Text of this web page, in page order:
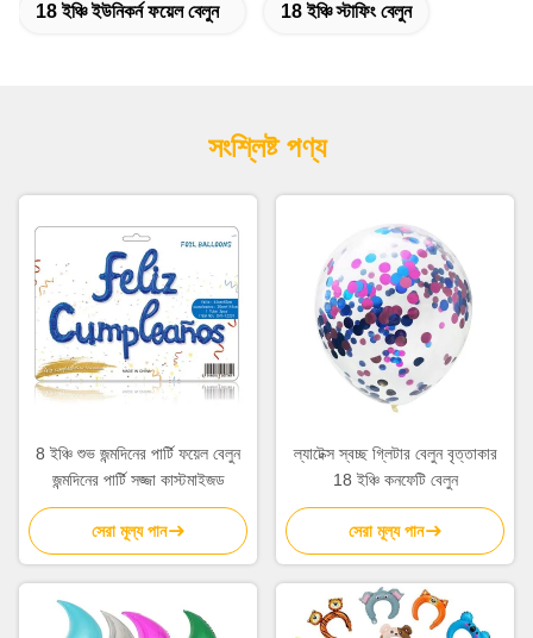
18 ইঞ্চি ইউনিকর্ন ফয়েল বেলুন 18 ইঞ্চি স্টাফিং বেলুন
সংশ্লিষ্ট পণ্য
8 ইঞ্চি শুভ জন্মদিনের পার্টি ফয়েল বেলুন
জন্মদিনের পার্টি সজ্জা কাস্টমাইজড
সেরা মূল্য পান
ল্যাটেক্স স্বচ্ছ গ্লিটার বেলুন বৃত্তাকার
18 ইঞ্চি কনফেটি বেলুন
সেরা মূল্য পান